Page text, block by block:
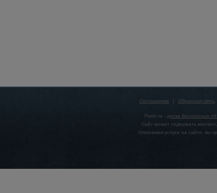
Соглашение | Обратная связь
Flado.ru - доска бесплатных
Сайт может содержать
Оплачивая услуги на сайте, вы